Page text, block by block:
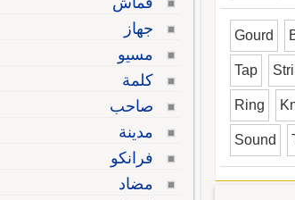
Gourd
Tap
Ring
Sound
جهاز
مسيو
كلمة
صاحب
مدينة
فرانكو
مضاد